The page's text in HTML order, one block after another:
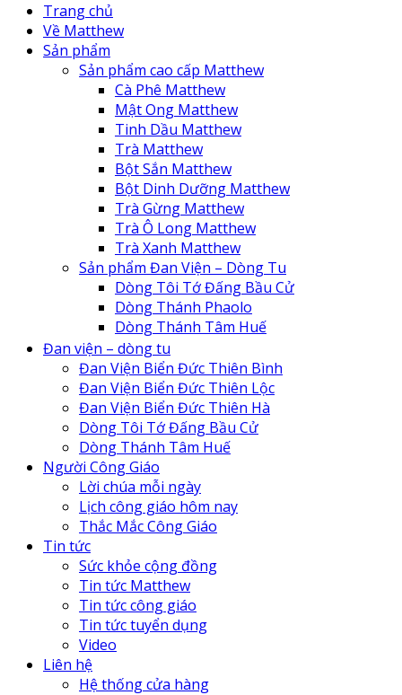
Trang chủ
Về Matthew
Sản phẩm
Sản phẩm cao cấp Matthew
Cà Phê Matthew
Mật Ong Matthew
Tinh Dầu Matthew
Trà Matthew
Bột Sắn Matthew
Bột Dinh Dưỡng Matthew
Trà Gừng Matthew
Trà Ô Long Matthew
Trà Xanh Matthew
Sản phẩm Đan Viện – Dòng Tu
Dòng Tôi Tớ Đấng Bầu Cử
Dòng Thánh Phaolo
Dòng Thánh Tâm Huế
Đan Viện Biển Đức Thiên Lộc
Đan Viện Biển Đức Thiên Bình
Đan Viện Biển Đức Thiên Hà
Đan viện Thiên An
Tu Hội Nô Tỳ Thiên Chúa
Tu Viện Nữ Vương Hòa Bình
Cô Nhi Viện Thánh An Bùi Chu
Trung Tâm Khiếm Thị Nhật Hồng
Đan viện – dòng tu
Đan Viện Biển Đức Thiên Bình
Đan Viện Biển Đức Thiên Lộc
Đan Viện Biển Đức Thiên Hà
Dòng Tôi Tớ Đấng Bầu Cử
Dòng Thánh Tâm Huế
Người Công Giáo
Lời chúa mỗi ngày
Lịch công giáo hôm nay
Thắc Mắc Công Giáo
Tin tức
Sức khỏe cộng đồng
Tin tức Matthew
Tin tức công giáo
Tin tức tuyển dụng
Video
Liên hệ
Hệ thống cửa hàng